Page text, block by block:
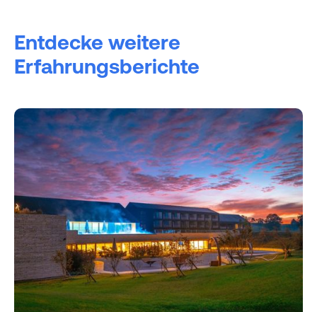
Entdecke weitere
Erfahrungsberichte